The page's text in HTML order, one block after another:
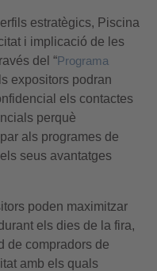
estratègics, Piscina
i implicació de les
del “Programa
expositors podran
els contactes
perquè
als programes de
seus avantatges
poden maximitzar
els dies de la fira,
de compradors de
amb els quals